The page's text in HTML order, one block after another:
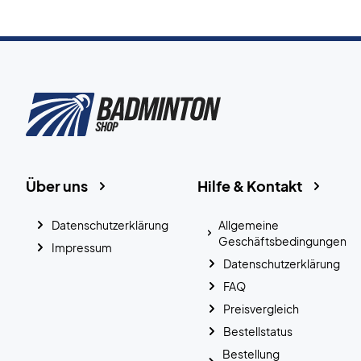
Hilfe & Kontakt
Allgemeine
Geschäftsbedingungen
Datenschutzerklärung
FAQ
Preisvergleich
Bestellstatus
Bestellung
Über uns
Datenschutzerklärung
Impressum